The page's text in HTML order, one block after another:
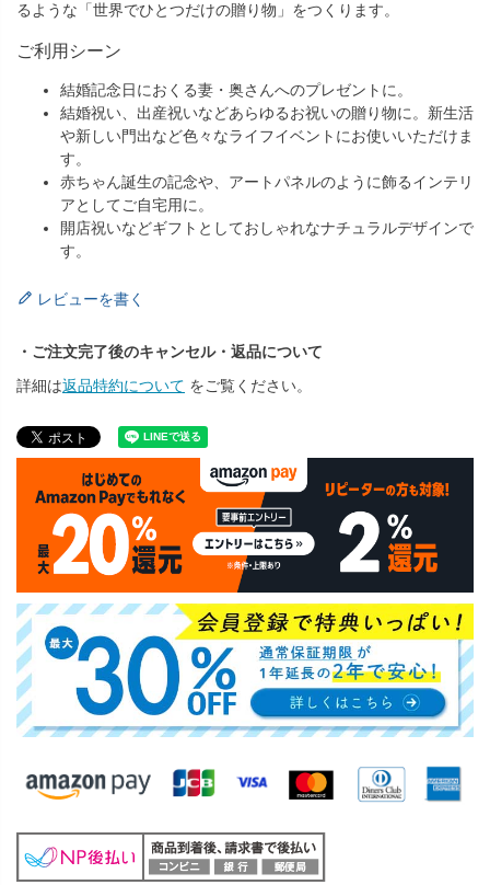
るような「世界でひとつだけの贈り物」をつくります。
ご利用シーン
結婚記念日におくる妻・奥さんへのプレゼントに。
結婚祝い、出産祝いなどあらゆるお祝いの贈り物に。新生活
や新しい門出など色々なライフイベントにお使いいただけま
す。
赤ちゃん誕生の記念や、アートパネルのように飾るインテリ
アとしてご自宅用に。
開店祝いなどギフトとしておしゃれなナチュラルデザインで
す。
レビューを書く
・ご注文完了後のキャンセル・返品について
詳細は返品特約について をご覧ください。